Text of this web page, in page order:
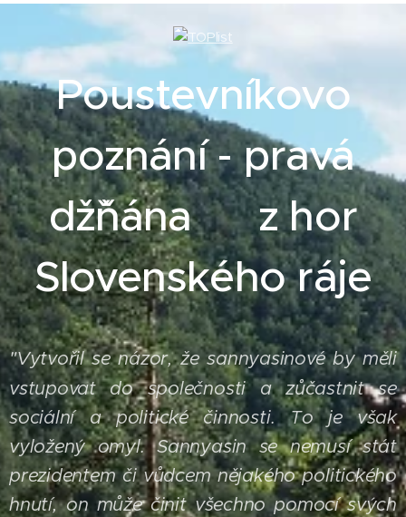
Poustevníkovo
poznání - pravá
džˇňána z hor
Slovenského ráje
"Vytvořil se názor, že sannyasinové by měli
vstupovat do společnosti a zůčastnit se
sociální a politické činnosti. To je však
vyložený omyl. Sannyasin se nemusí stát
prezidentem či vůdcem nějakého politického
hnutí, on může činit všechno pomocí svých